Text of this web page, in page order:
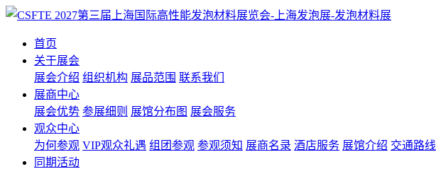
首页
关于展会
展会介绍 组织机构 展品范围 联系我们
展商中心
展会优势 参展细则 展馆分布图 展会服务
观众中心
为何参观 VIP观众礼遇 组团参观 参观须知 展商名录 酒店服务 展馆介绍 交通路线
同期活动